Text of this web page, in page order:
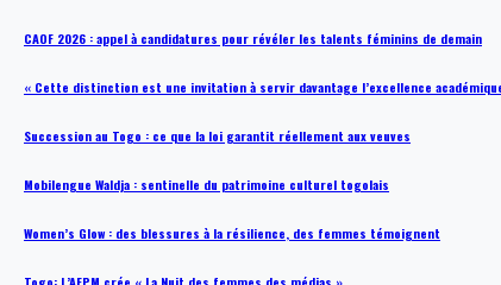
CAOF 2026 : appel à candidatures pour révéler les talents féminins de demain
« Cette distinction est une invitation à servir davantage l’excellence
Succession au Togo : ce que la loi garantit réellement aux veuves
Mobilengue Waldja : sentinelle du patrimoine culturel togolais
Women’s Glow : des blessures à la résilience, des femmes témoignent